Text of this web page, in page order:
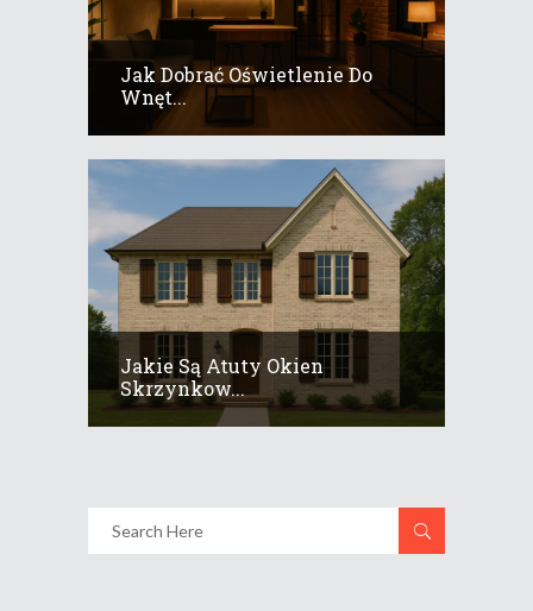
Jak Dobrać Oświetlenie Do
Wnęt...
Jakie Są Atuty Okien
Skrzynkow...